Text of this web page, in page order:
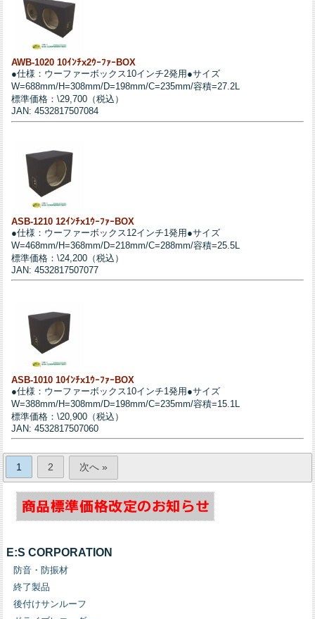
AWB-1020 10ｲﾝﾁx2ｳｰﾌｧｰBOX
●仕様：ウーファーボックス10インチ2発用●サイズ
W=688mm/H=308mm/D=198mm/C=235mm/容積=27.2L
標準価格：\29,700（税込）
JAN: 4532817507084
ASB-1210 12ｲﾝﾁx1ｳｰﾌｧｰBOX
●仕様：ウーファーボックス12インチ1発用●サイズ
W=468mm/H=368mm/D=218mm/C=288mm/容積=25.5L
標準価格：\24,200（税込）
JAN: 4532817507077
ASB-1010 10ｲﾝﾁx1ｳｰﾌｧｰBOX
●仕様：ウーファーボックス10インチ1発用●サイズ
W=388mm/H=308mm/D=198mm/C=235mm/容積=15.1L
標準価格：\20,900（税込）
JAN: 4532817507060
1 2 次へ »
E:S CORPORATION
防音・防振材
終了製品
後付けサンルーフ